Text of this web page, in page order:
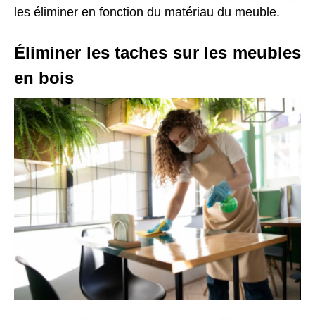
les éliminer en fonction du matériau du meuble.
Éliminer les taches sur les meubles
en bois